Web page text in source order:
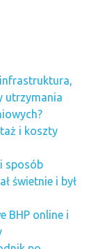
utrzymania
i koszty
sposób
świetnie i był
BHP online i